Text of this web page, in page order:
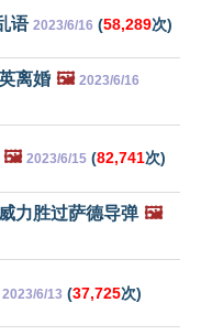
语 2023/6/16 (58,289次)
离婚 🖼️ 2023/6/16
🖼️ 2023/6/15 (82,741次)
力胜过萨德导弹 🖼️
2023/6/13 (37,725次)